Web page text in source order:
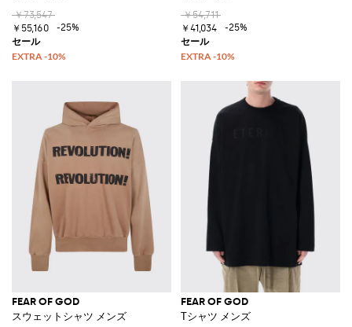
￥73,547
￥55,160
-25%
￥54,711
￥41,034
-25%
FEAR OF GOD
スウェットシャツ メンズ
FEAR OF GOD
Tシャツ メンズ